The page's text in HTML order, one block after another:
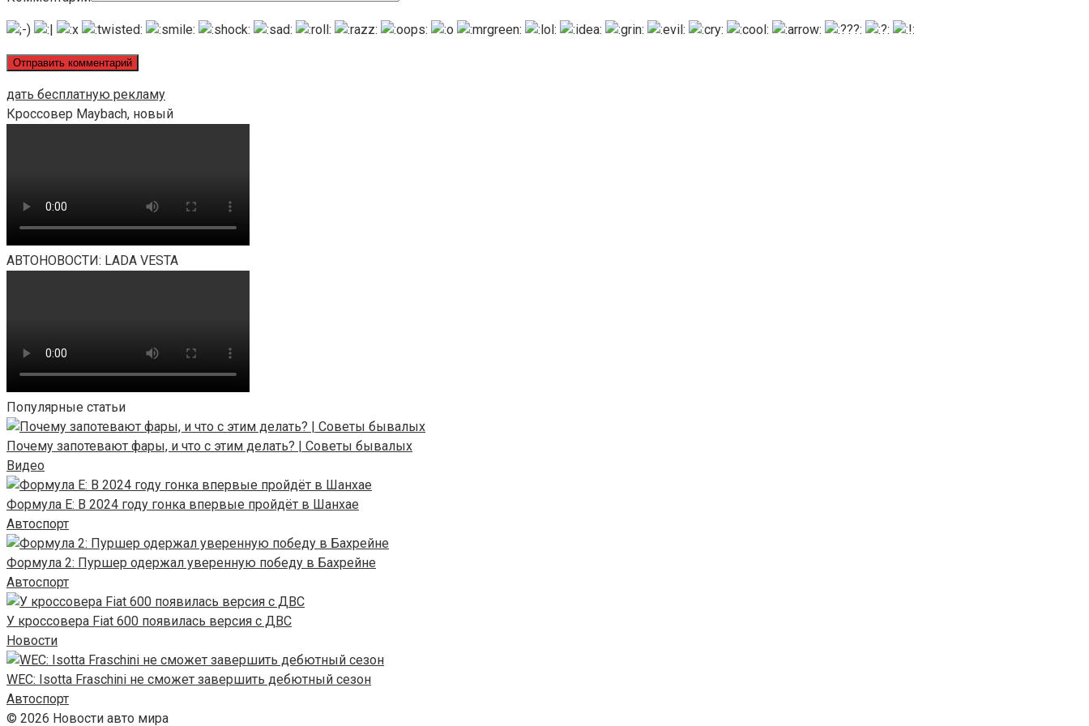
дать бесплатную рекламу
Кроссовер Maybach, новый
АВТОНОВОСТИ: LADA VESTA
Популярные статьи
Почему запотевают фары, и что с этим делать? | Советы бывалых
Видео
Формула E: В 2024 году гонка впервые пройдёт в Шанхае
Автоспорт
Формула 2: Пуршер одержал уверенную победу в Бахрейне
Автоспорт
У кроссовера Fiat 600 появилась версия с ДВС
Новости
WEC: Isotta Fraschini не сможет завершить дебютный сезон
Автоспорт
© 2026 Новости авто мира